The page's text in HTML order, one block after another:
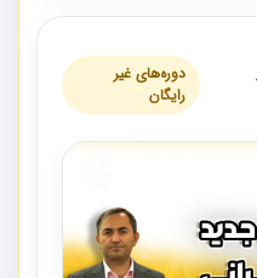
دوره‌های غیر
رایگان